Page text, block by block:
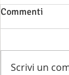
Commenti
Scrivi un